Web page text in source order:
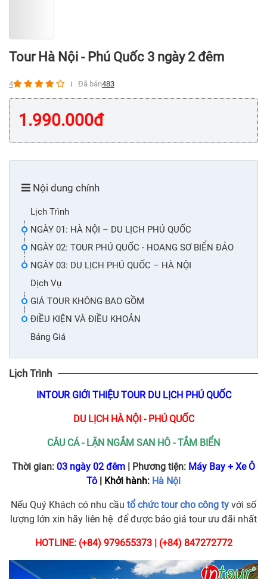
Tour Hà Nội - Phú Quốc 3 ngày 2 đêm
4 Đã bán483
1.990.000đ
Nội dung chính
Lịch Trình
NGÀY 01: HÀ NỘI – DU LỊCH PHÚ QUỐC
NGÀY 02: TOUR PHÚ QUỐC - HOANG SƠ BIỂN ĐẢO
NGÀY 03: DU LỊCH PHÚ QUỐC – HÀ NỘI
Dịch Vụ
GIÁ TOUR KHÔNG BAO GỒM
ĐIỀU KIỆN VÀ ĐIỀU KHOẢN
Bảng Giá
Lịch Trình
INTOUR GIỚI THIỆU TOUR DU LỊCH PHÚ QUỐC
DU LỊCH HÀ NỘI - PHÚ QUỐC
CÂU CÁ - LẶN NGẮM SAN HÔ - TẮM BIỂN
Thời gian: 03 ngày 02 đêm Phương tiện: Máy Bay + Xe Ô
Tô
| Khởi hành: Hà Nội
Nếu Quý Khách có nhu cầu tổ chức tour cho công ty với số
lượng lớn xin hãy liên hệ để được báo giá tour ưu đãi nhất
HOTLINE: (+84) 979655373 | (+84) 847272772